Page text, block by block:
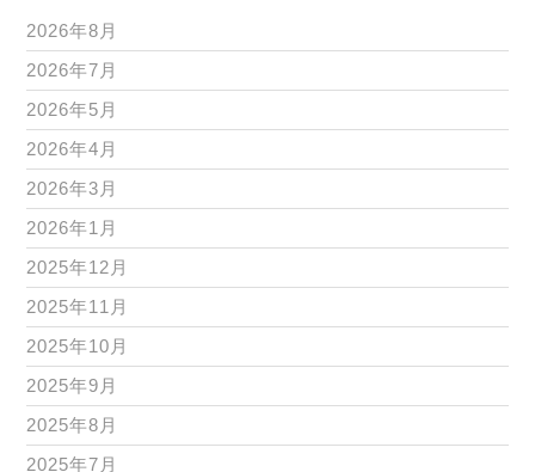
2026年8月
2026年7月
2026年5月
2026年4月
2026年3月
2026年1月
2025年12月
2025年11月
2025年10月
2025年9月
2025年8月
2025年7月